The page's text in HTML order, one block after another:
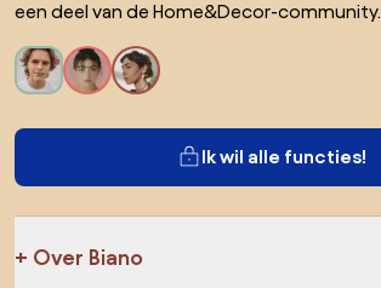
een deel van de Home&Decor-community.
Ik wil alle functies!
Over Biano